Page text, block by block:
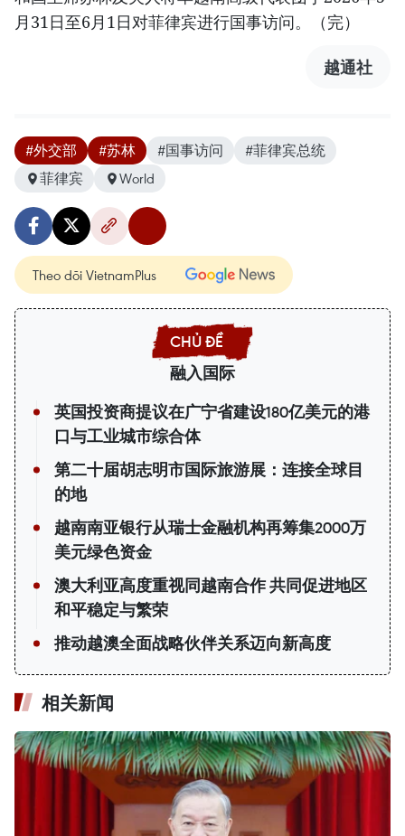
月31日至6月1日对菲律宾进行国事访问。（完）
越通社
#外交部 #苏林 #国事访问
#菲律宾总统
菲律宾
World
Theo dõi VietnamPlus
融入国际
英国投资商提议在广宁省建设180亿美元的港
口与工业城市综合体
第二十届胡志明市国际旅游展：连接全球目
的地
越南南亚银行从瑞士金融机构再筹集2000万
美元绿色资金
澳大利亚高度重视同越南合作 共同促进地区
和平稳定与繁荣
推动越澳全面战略伙伴关系迈向新高度
相关新闻